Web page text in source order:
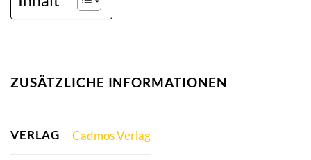
ZUSÄTZLICHE INFORMATIONEN
VERLAG Cadmos Verlag